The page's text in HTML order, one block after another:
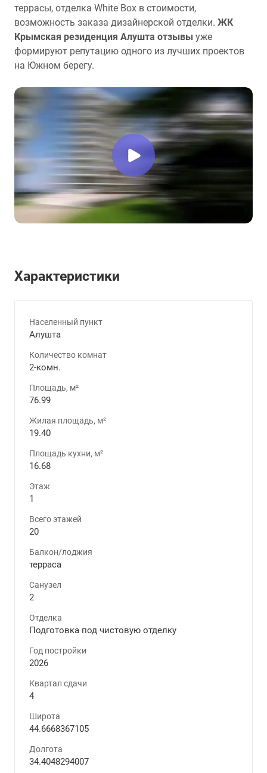
террасы, отделка White Box в стоимости,
возможность заказа дизайнерской отделки. ЖК
Крымская резиденция Алушта отзывы уже
формируют репутацию одного из лучших проектов
на Южном берегу.
Характеристики
Населенный пункт
Алушта
Количество комнат
2-комн.
Площадь, м²
76.99
Жилая площадь, м²
19.40
Площадь кухни, м²
16.68
Этаж
1
Всего этажей
20
Балкон/лоджия
терраса
Санузел
2
Отделка
Подготовка под чистовую отделку
Год постройки
2026
Квартал сдачи
4
Широта
44.6668367105
Долгота
34.4048294007